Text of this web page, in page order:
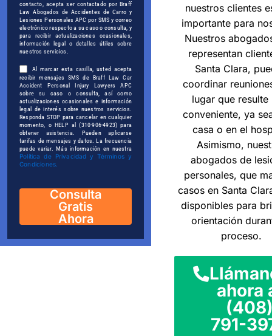
contacto, acepta ser contactado por Braff
Law Abogados de Accidentes de Carro y
Lesiones Personales APC por SMS y correo
electrónico respecto a su caso o consulta, y
para recibir actualizaciones ocasionales,
información legal o detalles útiles sobre
nuestros servicios.
Al marcar esta casilla, usted acepta
recibir mensajes SMS de Braff Law Car
Accident Personal Injury Lawyers APC
sobre su caso o consulta, así como
actualizaciones ocasionales e información
legal de interés sobre nuestros servicios.
Responda STOP para cancelar en cualquier
momento, o HELP al (310-906-4923) para
obtener asistencia. Pueden aplicarse
tarifas de mensajes y datos. La frecuencia
puede variar. Más información en nuestra
Política de Privacidad y Términos y
Condiciones.
Consulta
Gratis
Ahora
nuestros clientes
importante para
Nuestros
representan
Santa Clara,
coordinar
lugar que resulte
conveniente, ya
casa o en el
Asimismo,
abogados de
personales, que
casos en Santa
disponibles para
orientación
proceso.
ahora
791-